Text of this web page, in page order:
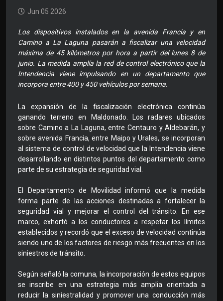
Jun 05 2026
Los dispositivos instalados en la avenida Francia y en
Camino a La Laguna pasarán a fiscalizar una velocidad
máxima de 45 kilómetros por hora a partir del lunes 8 de
junio. La medida amplía la red de control electrónico que la
Intendencia viene impulsando en un departamento que
incorpora entre 400 y 450 vehículos por semana.
La expansión de la fiscalización electrónica continúa
ganando terreno en Maldonado. Los radares ubicados
sobre Camino a La Laguna, entre Centauro y Aldebarán, y
sobre avenida Francia, entre Maipo y Urales, se incorporan
al sistema de control de velocidad que la Intendencia viene
desarrollando en distintos puntos del departamento como
parte de su estrategia de seguridad vial.
El Departamento de Movilidad informó que la medida
forma parte de las acciones destinadas a fortalecer la
seguridad vial y mejorar el control del tránsito. En ese
marco, exhortó a los conductores a respetar los límites
establecidos y recordó que el exceso de velocidad continúa
siendo uno de los factores de riesgo más frecuentes en los
siniestros de tránsito.
Según señaló la comuna, la incorporación de estos equipos
se inscribe en una estrategia más amplia orientada a
reducir la siniestralidad y promover una conducción más